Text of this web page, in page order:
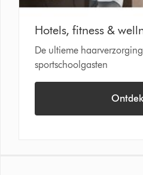
Hotels, fitness &
De ultieme
sportschoolgasten